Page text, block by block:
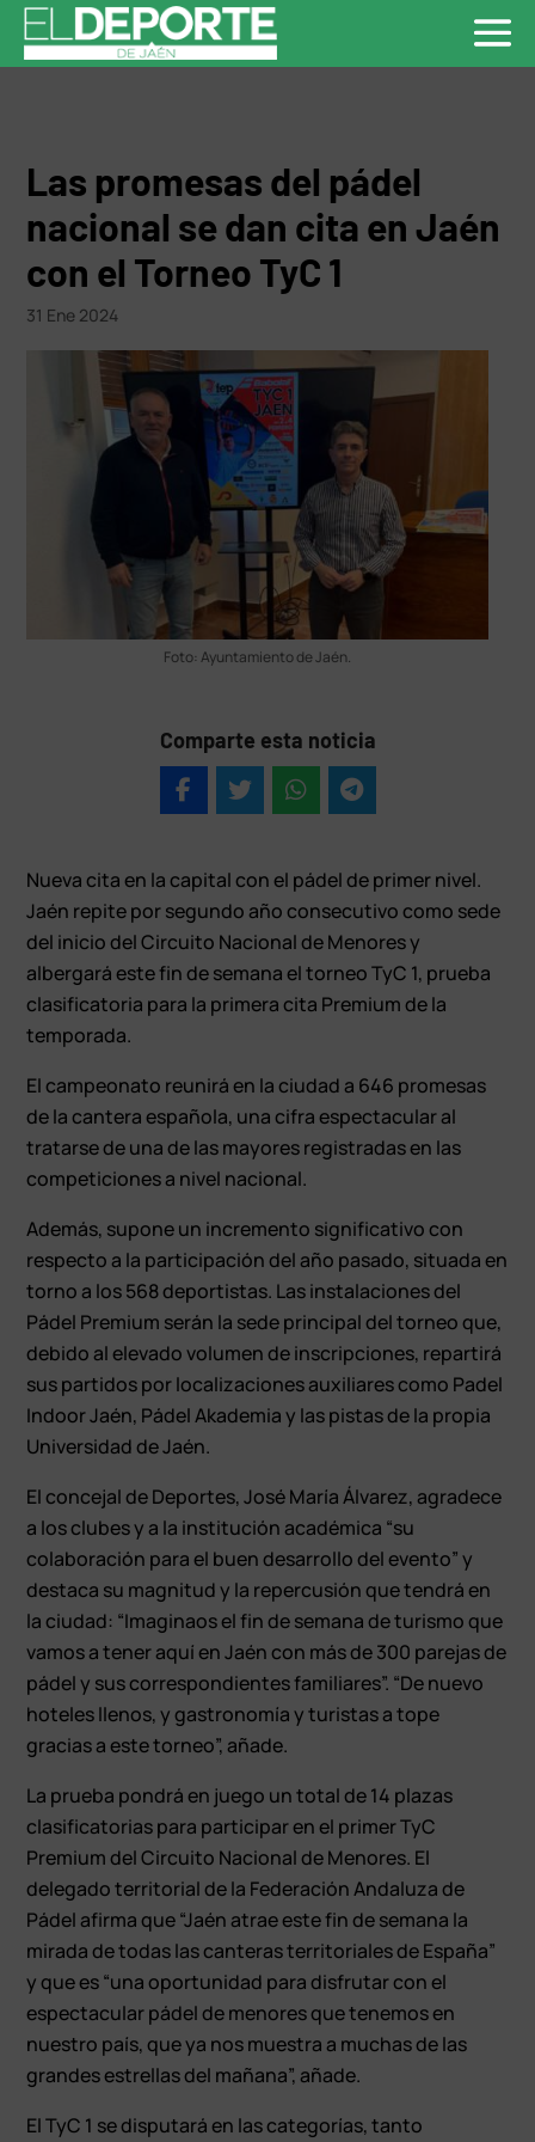
Las promesas del pádel
nacional se dan cita en Jaén
con el Torneo TyC 1
31 Ene 2024
Foto: Ayuntamiento de Jaén.
Comparte esta noticia
Nueva cita en la capital con el pádel de primer nivel.
Jaén repite por segundo año consecutivo como sede
del inicio del Circuito Nacional de Menores y
albergará este fin de semana el torneo TyC 1, prueba
clasificatoria para la primera cita Premium de la
temporada.
El campeonato reunirá en la ciudad a 646 promesas
de la cantera española, una cifra espectacular al
tratarse de una de las mayores registradas en las
competiciones a nivel nacional.
Además, supone un incremento significativo con
respecto a la participación del año pasado, situada en
torno a los 568 deportistas. Las instalaciones del
Pádel Premium serán la sede principal del torneo que,
debido al elevado volumen de inscripciones, repartirá
sus partidos por localizaciones auxiliares como Padel
Indoor Jaén, Pádel Akademia y las pistas de la propia
Universidad de Jaén.
El concejal de Deportes, José María Álvarez, agradece
a los clubes y a la institución académica “su
colaboración para el buen desarrollo del evento” y
destaca su magnitud y la repercusión que tendrá en
la ciudad: “Imaginaos el fin de semana de turismo que
vamos a tener aquí en Jaén con más de 300 parejas de
pádel y sus correspondientes familiares”. “De nuevo
hoteles llenos, y gastronomía y turistas a tope
gracias a este torneo”, añade.
La prueba pondrá en juego un total de 14 plazas
clasificatorias para participar en el primer TyC
Premium del Circuito Nacional de Menores. El
delegado territorial de la Federación Andaluza de
Pádel afirma que “Jaén atrae este fin de semana la
mirada de todas las canteras territoriales de España”
y que es “una oportunidad para disfrutar con el
espectacular pádel de menores que tenemos en
nuestro país, que ya nos muestra a muchas de las
grandes estrellas del mañana”, añade.
El TyC 1 se disputará en las categorías, tanto